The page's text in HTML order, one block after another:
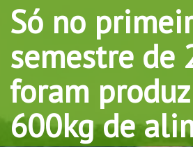
Só no
semestre de
foram
600kg de